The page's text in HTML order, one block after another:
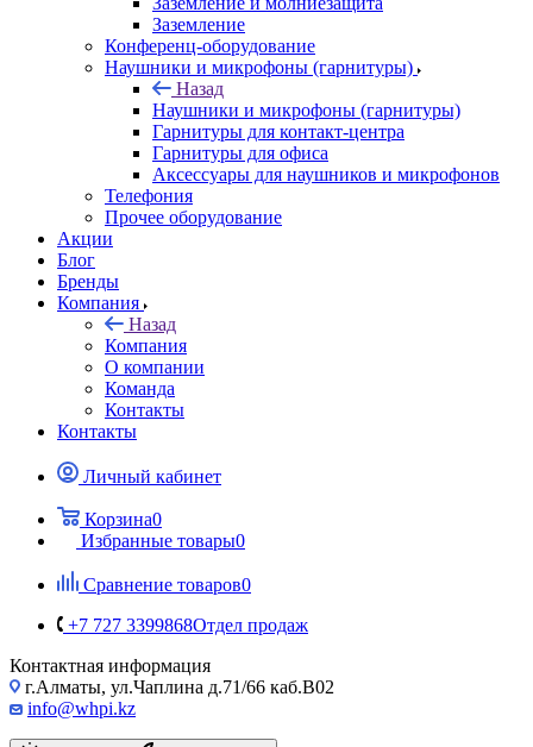
Заземление
Конференц-оборудование
Наушники и микрофоны (гарнитуры)
Назад
Наушники и микрофоны (гарнитуры)
Гарнитуры для контакт-центра
Гарнитуры для офиса
Аксессуары для наушников и микрофонов
Телефония
Прочее оборудование
Акции
Блог
Бренды
Компания
Назад
Компания
О компании
Команда
Контакты
Контакты
Личный кабинет
Корзина0
Избранные товары0
Сравнение товаров0
+7 727 3399868Отдел продаж
Контактная информация
г.Алматы, ул.Чаплина д.71/66 каб.B02
info@whpi.kz